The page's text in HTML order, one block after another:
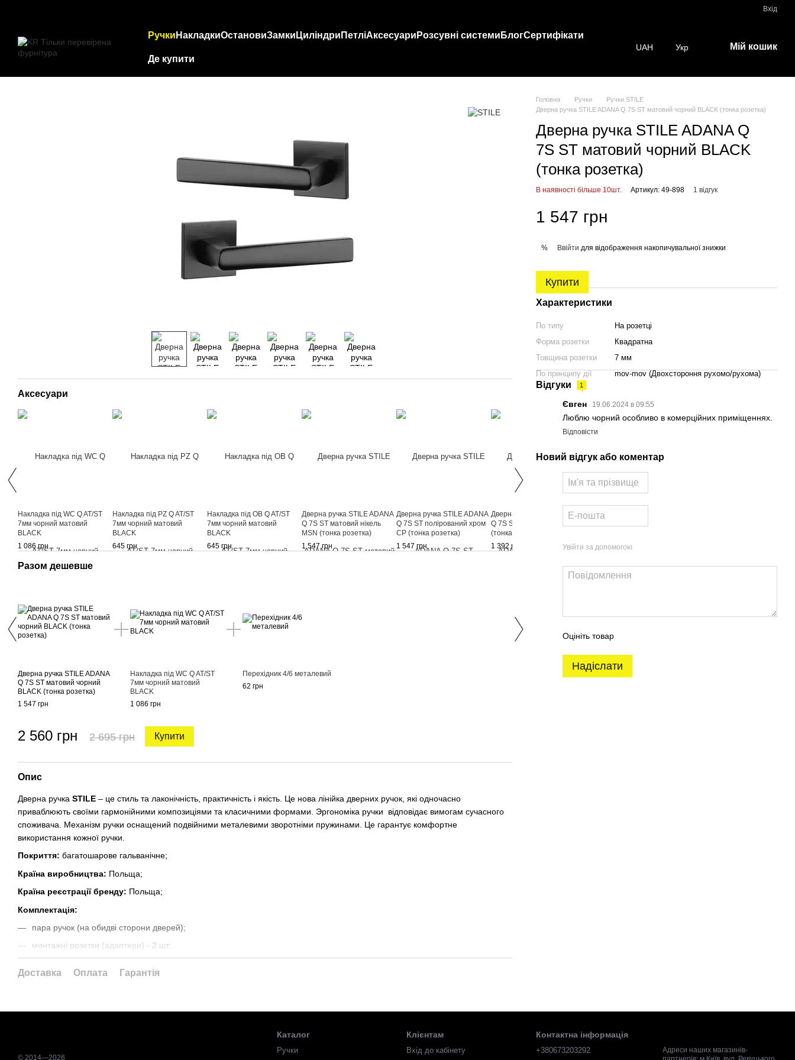
Вхід
Ручки НакладкиОстановиЗамки Циліндри ПетліАксесуари Розсувні системи БлогСертифікати
Де купити
UAH Укр Мій кошик
Аксесуари
Накладка під WC Q AT/ST
7мм чорний матовий
BLACK
1 086 грн
Накладка під PZ Q AT/ST
7мм чорний матовий
BLACK
645 грн
Накладка під OB Q AT/ST
7мм чорний матовий
BLACK
645 грн
Дверна ручка STILE ADANA
Q 7S ST матовий нікель
MSN (тонка розетка)
1 547 грн
Дверна ручка STILE ADANA
Q 7S ST полірований хром
CP (тонка розетка)
1 547 грн
Дверна ручка STILE ADANA
Q 7S ST сатин хром PSC
(тонка розетка)
1 392 грн
Дверна ручка STILE ADANA
1 547 грн
Разом дешевше
Дверна ручка STILE ADANA
Q 7S ST матовий чорний
BLACK (тонка розетка)
1 547 грн
Накладка під WC Q AT/ST
7мм чорний матовий
BLACK
1 086 грн
Перехідник 4/6 металевий
62 грн
2 560 грн 2 695 грн Купити
Разом дешевше
Дверна ручка STILE ADANA
Опис
Дверна ручка STILE – це стиль та лаконічність, практичність і якість. Це нова лінійка дверних ручок, які одночасно
приваблюють своїми гармонійними композиціями та класичними формами. Эргономіка ручки
відповідає вимогам сучасного
споживача. Механізм ручки оснащений подвійними металевими зворотніми пружинами. Це гарантує комфортне
використання кожної ручки.
Покриття: багатошарове гальванічне;
Країна виробництва: Польща;
Країна реєстрації бренду: Польща;
Комплектація:
пара ручок (на обидві сторони дверей);
монтажні розетки (адаптери) - 2 шт;
Ручки призначені для дверних полотен з максимальною товщиною 44 мм.
Гарантія - 12 місяців.
Доставка Оплата Гарантія
Головна Ручки
Ручки STILE
Дверна ручка STILE ADANA Q 7S ST матовий чорний BLACK (тонка розетка)
Дверна ручка STILE ADANA Q
7S ST матовий чорний BLACK
(тонка розетка)
В наявності більше 10шт. Артикул: 49-898 1 відгук
1 547 грн
% Ввійти для відображення накопичувальної знижки
Купити
Характеристики
По типу
На розетці
Форма розетки
Квадратна
Товщина розетки
7 мм
По принципу дії
mov-mov (Двохстороння рухомо/рухома)
Відгуки 1
Євген 19.06.2024 в 09:55
Люблю чорний особливо в комерційних приміщеннях.
Відповісти
Новий відгук або коментар
Увійти за допомогою
Оцініть товар
Надіслати
© 2014—2026
Каталог
Ручки
Клієнтам
Вхід до кабінету
Контактна інформація
+380673203292
Адреси наших магазинів-